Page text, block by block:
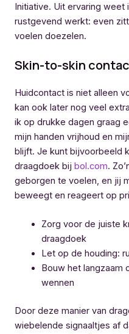
Initiative. Uit ervaring
rustgevend werkt: even
voelen doezelen.
Skin-to-skin
Huidcontact is niet alleen
kan ook later nog veel
ik op drukke dagen graag
mijn handen vrijhoud en
blijft. Je kunt bijvoorbeeld
draagdoek bij bol.com.
geborgen te voelen, en jij
beweegt en reageert op
Zorg voor de juiste
draagdoek
Let op de houding:
Bouw het langzaam
wennen
Door deze manier van
wiebelende signaaltjes af